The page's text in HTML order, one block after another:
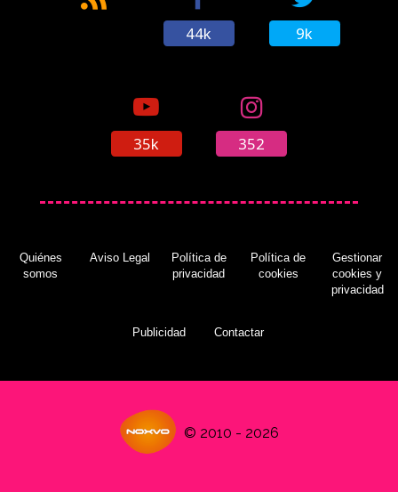
44k 9k
35k 352
Quiénes
somos
Aviso Legal
Política de
privacidad
Política de
cookies
Gestionar
cookies y
privacidad
Publicidad Contactar
© 2010 - 2026